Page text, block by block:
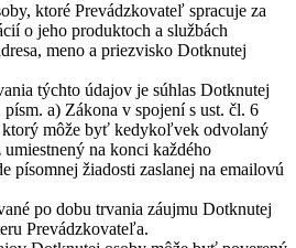
ktoré Prevádzkovateľ spracuje za
o jeho produktoch a službách
meno a priezvisko Dotknutej
týchto údajov je súhlas Dotknutej
a) Zákona v spojení s ust. čl. 6
ktorý môže byť kedykoľvek odvolaný
na konci každého
písomnej žiadosti zaslanej na emailovú
po dobu trvania záujmu Dotknutej
Prevádzkovateľa.